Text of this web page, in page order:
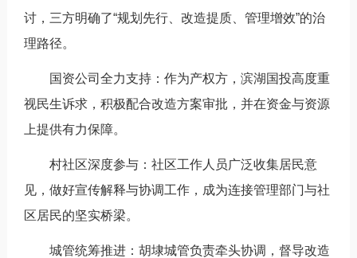
讨，三方明确了“规划先行、改造提质、管理增效”的治
理路径。
国资公司全力支持：作为产权方，滨湖国投高度重
视民生诉求，积极配合改造方案审批，并在资金与资源
上提供有力保障。
村社区深度参与：社区工作人员广泛收集居民意
见，做好宣传解释与协调工作，成为连接管理部门与社
区居民的坚实桥梁。
城管统筹推进：胡埭城管负责牵头协调，督导改造